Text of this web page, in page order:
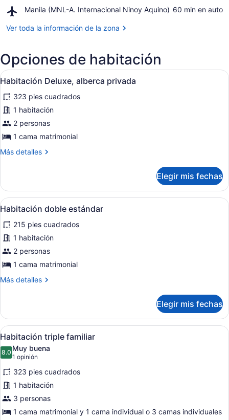
Los
Resort
Manila (MNL-A. Internacional Ninoy Aquino)
Airport,
(MNL-
Ninoy
Aquino)
‪60 min en auto‬
Ver toda la información de la zona
Opciones de habitación
Abrir
todas
las
fotos
de
Habitación
alberca
Habitación de hotel con cama,
3
Habitación Deluxe, alberca privada
323 pies cuadrados
1 habitación
2 personas
1 cama matrimonial
Más detalles
Más
Deluxe,
alberca
privada
Elegir mis fechas
Abrir
todas
las
fotos
de
Habitación
estándar
Habitación estándar con cama,
2
Habitación doble estándar
215 pies cuadrados
1 habitación
2 personas
1 cama matrimonial
Más detalles
Más
doble
estándar
Elegir mis fechas
Abrir
todas
las
fotos
de
Habitación
triple
familiar
Habitación de hotel con cama,
2
Habitación triple familiar
8.08.0 de 10
Muy buena
1 opinión
(1
opinión)
323 pies cuadrados
1 habitación
3 personas
1 cama matrimonial y 1 cama individual o 3 camas individuales